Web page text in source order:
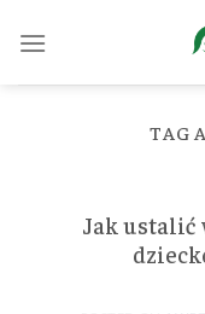
TAG
Jak ustalić